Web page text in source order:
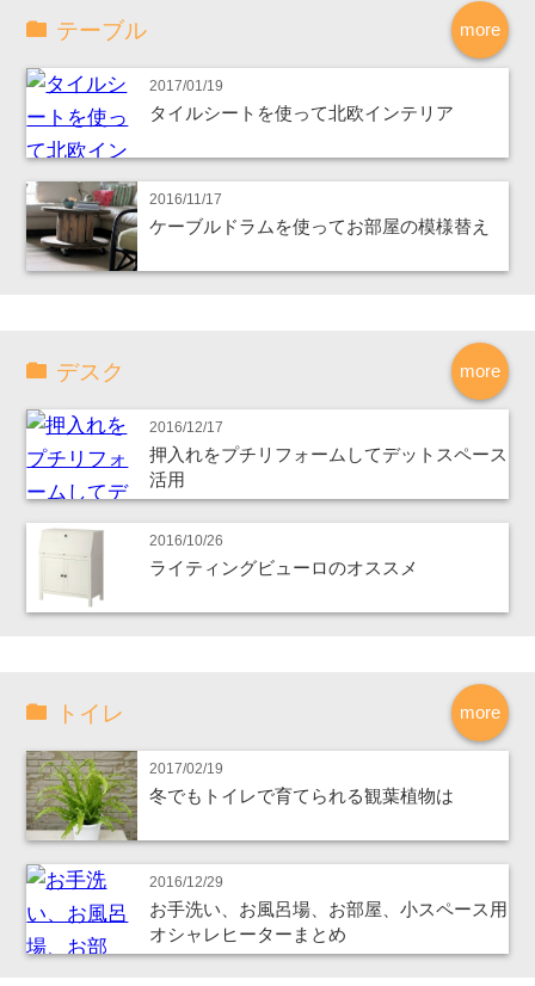
more
テーブル
2017/01/19
タイルシートを使って北欧インテリア
2016/11/17
ケーブルドラムを使ってお部屋の模様替え
more
デスク
2016/12/17
押入れをプチリフォームしてデットスペース
活用
2016/10/26
ライティングビューロのオススメ
more
トイレ
2017/02/19
冬でもトイレで育てられる観葉植物は
2016/12/29
お手洗い、お風呂場、お部屋、小スペース用
オシャレヒーターまとめ